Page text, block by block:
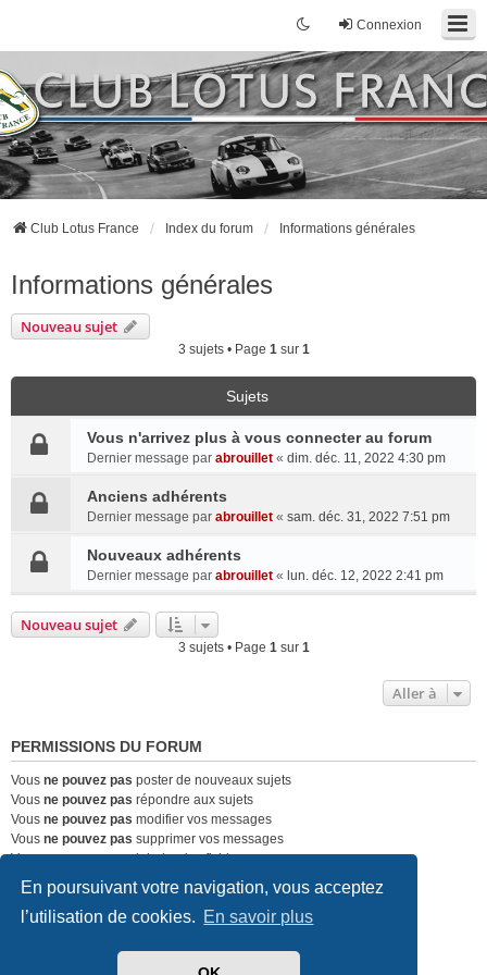
En poursuivant votre navigation, vous acceptez
l’utilisation de cookies. En savoir plus
Connexion
Club Lotus France Index du forum Informations générales
Informations générales
Nouveau sujet
3 sujets • Page 1sur 1
Sujets
Vous n'arrivez plus à vous connecter au forum
Dernier message par abrouillet « dim. déc. 11, 2022 4:30 pm
Anciens adhérents
Dernier message par abrouillet « sam. déc. 31, 2022 7:51 pm
Nouveaux adhérents
Dernier message par abrouillet « lun. déc. 12, 2022 2:41 pm
Nouveau sujet
3 sujets • Page 1sur 1
Aller à
PERMISSIONS DU FORUM
Vous ne pouvez pas poster de nouveaux sujets
Vous ne pouvez pas répondre aux sujets
Vous ne pouvez pas modifier vos messages
Vous ne pouvez pas supprimer vos messages
Vousne pouvez pasjoindre des fichiers